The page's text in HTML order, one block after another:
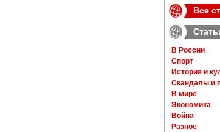
Все
В России
Спорт
История и
Скандалы и
В мире
Экономика
Война
Разное